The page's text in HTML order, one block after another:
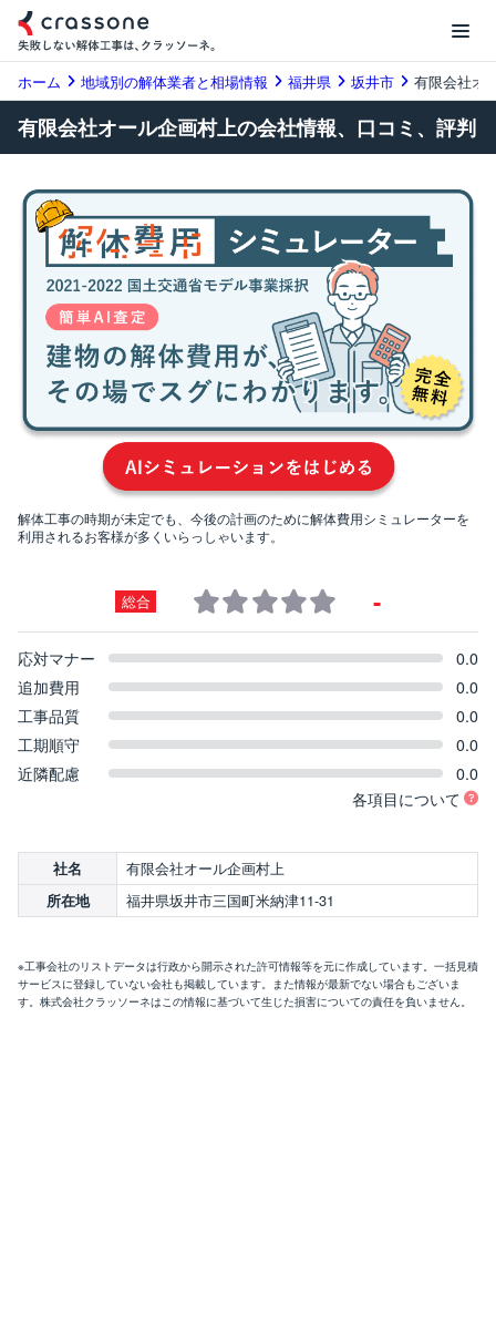
ホーム 地域別の解体業者と相場情報 福井県 坂井市 有限会社オ
有限会社オール企画村上の会社情報、口コミ、評判
解体工事の時期が未定でも、今後の計画のために解体費用シミュレーターを
利用されるお客様が多くいらっしゃいます。
総合 -
応対マナー
0.0
追加費用
0.0
工事品質
0.0
工期順守
0.0
近隣配慮
0.0
各項目について
社名 有限会社オール企画村上
所在地 福井県坂井市三国町米納津11-31
※工事会社のリストデータは行政から開示された許可情報等を元に作成しています。一括見積
サービスに登録していない会社も掲載しています。また情報が最新でない場合もございま
す。株式会社クラッソーネはこの情報に基づいて生じた損害についての責任を負いません。